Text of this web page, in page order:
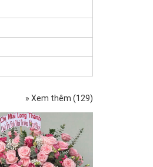
» Xem thêm (129)